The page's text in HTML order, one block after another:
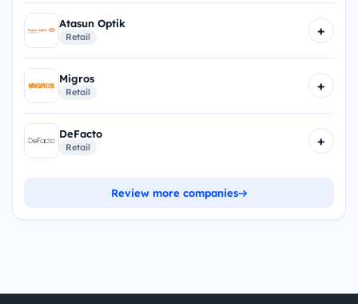
Atasun Optik
Retail +
Migros
Retail +
DeFacto
Retail +
Review more companies